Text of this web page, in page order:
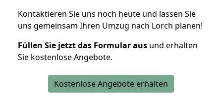
Kontaktieren Sie uns noch heute und lassen Sie
uns gemeinsam Ihren Umzug nach Lorch planen!
Füllen Sie jetzt das Formular aus und erhalten
Sie kostenlose Angebote.
Kostenlose Angebote erhalten